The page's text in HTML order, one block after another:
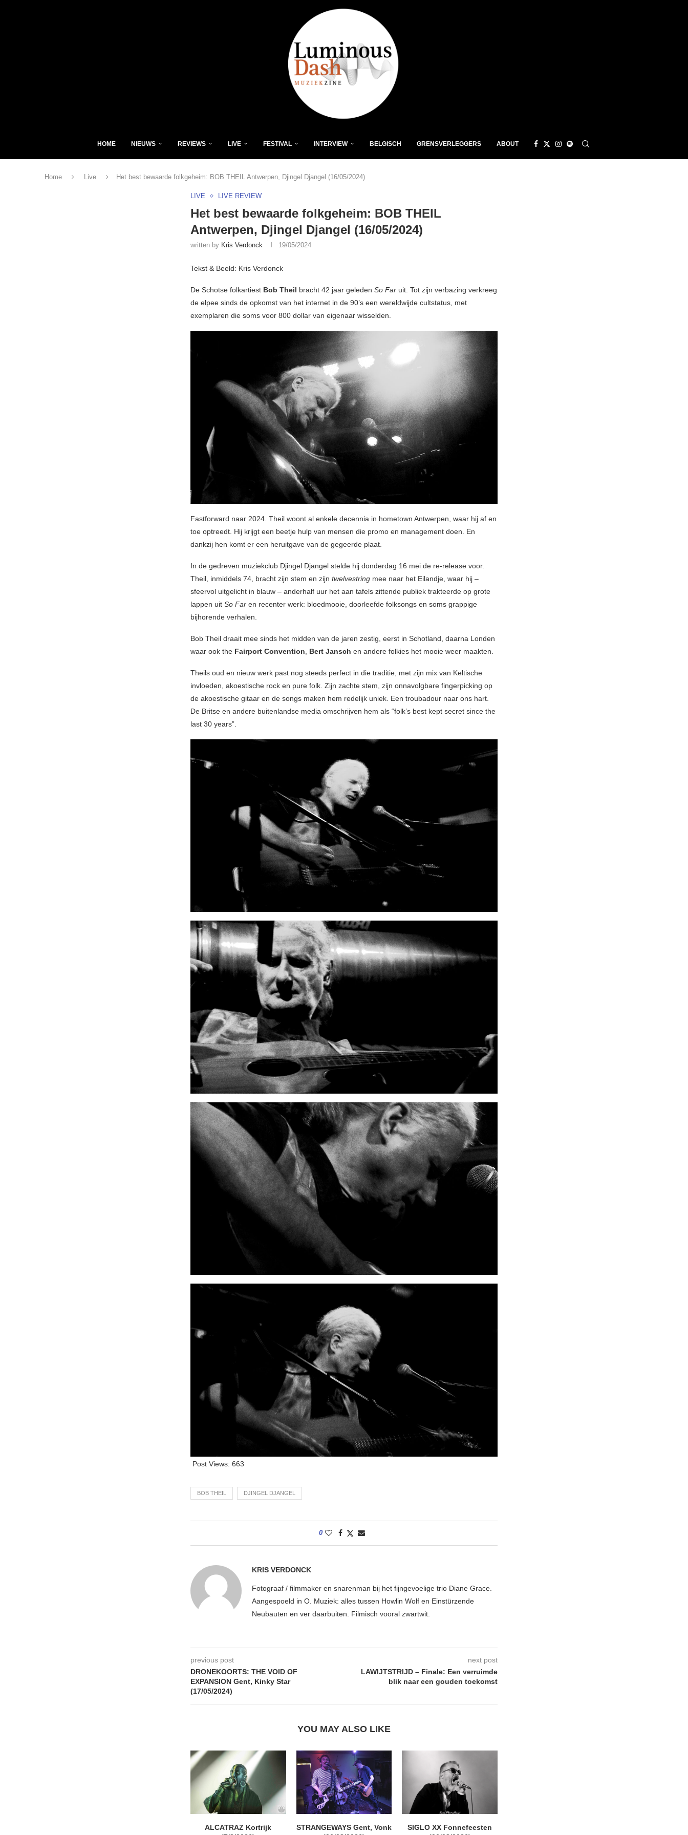
HOME NIEUWS REVIEWS LIVE FESTIVAL INTERVIEW BELGISCH GRENSVERLEGGERS ABOUT
Home Live Het best bewaarde folkgeheim: BOB THEIL Antwerpen, Djingel Djangel (16/05/2024)
LIVE LIVE REVIEW
Het best bewaarde folkgeheim: BOB THEIL
Antwerpen, Djingel Djangel (16/05/2024)
written by Kris Verdonck 19/05/2024
Tekst & Beeld: Kris Verdonck
De Schotse folkartiest Bob Theil bracht 42 jaar geleden So Far uit. Tot zijn verbazing verkreeg
de elpee sinds de opkomst van het internet in de 90’s een wereldwijde cultstatus, met
exemplaren die soms voor 800 dollar van eigenaar wisselden.
Fastforward naar 2024. Theil woont al enkele decennia in hometown Antwerpen, waar hij af en
toe optreedt. Hij krijgt een beetje hulp van mensen die promo en management doen. En
dankzij hen komt er een heruitgave van de gegeerde plaat.
In de gedreven muziekclub Djingel Djangel stelde hij donderdag 16 mei de re-release voor.
Theil, inmiddels 74, bracht zijn stem en zijn twelvestring mee naar het Eilandje, waar hij –
sfeervol uitgelicht in blauw – anderhalf uur het aan tafels zittende publiek trakteerde op grote
lappen uit So Far en recenter werk: bloedmooie, doorleefde folksongs en soms grappige
bijhorende verhalen.
Bob Theil draait mee sinds het midden van de jaren zestig, eerst in Schotland, daarna Londen
waar ook the Fairport Convention Bert Jansch en andere folkies het mooie weer maakten.
Theils oud en nieuw werk past nog steeds perfect in die traditie, met zijn mix van Keltische
invloeden, akoestische rock en pure folk. Zijn zachte stem, zijn onnavolgbare fingerpicking op
de akoestische gitaar en de songs maken hem redelijk uniek. Een troubadour naar ons hart.
De Britse en andere buitenlandse media omschrijven hem als “folk’s best kept secret since the
last 30 years”.
Post Views: 663
BOB THEIL DJINGEL DJANGEL
0
KRIS VERDONCK
Fotograaf / filmmaker en snarenman bij het fijngevoelige trio Diane Grace.
Aangespoeld in O. Muziek: alles tussen Howlin Wolf en Einstürzende
Neubauten en ver daarbuiten. Filmisch vooral zwartwit.
previous post
DRONEKOORTS: THE VOID OF
EXPANSION Gent, Kinky Star
(17/05/2024)
next post
LAWIJTSTRIJD – Finale: Een verruimde
blik naar een gouden toekomst
YOU MAY ALSO LIKE
ALCATRAZ Kortrijk
STRANGEWAYS Gent, Vonk
SIGLO XX Fonnefeesten